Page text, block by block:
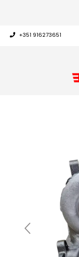
+351 916273651